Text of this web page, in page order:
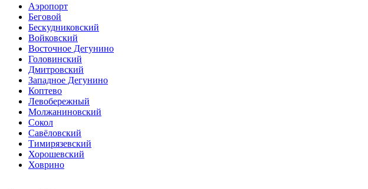
Аэропорт
Беговой
Бескудниковский
Войковский
Восточное Дегунино
Головинский
Дмитровский
Западное Дегунино
Коптево
Левобережный
Молжаниновский
Сокол
Савёловский
Тимирязевский
Хорошевский
Ховрино